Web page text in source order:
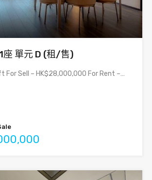
座 單元 D (租/售)
For Sell – HK$28,000,000 For Rent –…